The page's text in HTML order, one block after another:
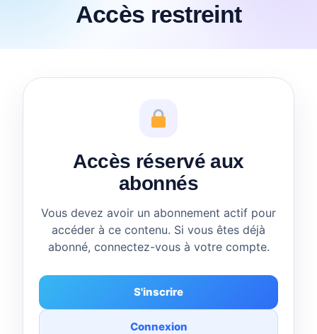
Accès restreint
Accès réservé aux
abonnés
Vous devez avoir un abonnement actif pour
accéder à ce contenu. Si vous êtes déjà
abonné, connectez-vous à votre compte.
S'inscrire
Connexion